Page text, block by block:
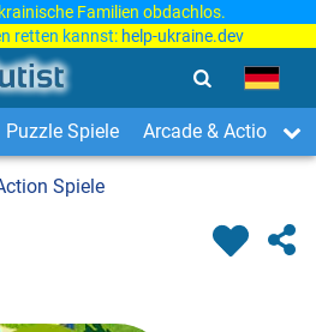
Familien obdachlos.
retten kannst: help-ukraine.dev
Puzzle Spiele Arcade & Action
Spiele